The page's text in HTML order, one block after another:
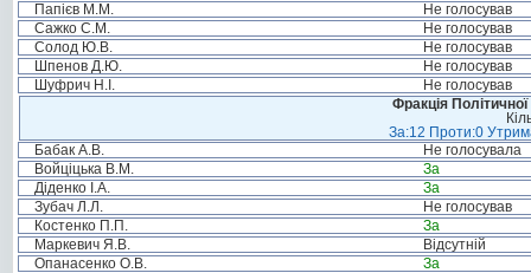
Папієв М.М.
Не голосував
Сажко С.М.
Не голосував
Солод Ю.В.
Не голосував
Шпенов Д.Ю.
Не голосував
Шуфрич Н.І.
Не голосував
Фракція
За:12 Проти:0
Бабак А.В.
Не голосувала
Войціцька В.М.
За
Діденко І.А.
За
Зубач Л.Л.
Не голосував
Костенко П.П.
За
Маркевич Я.В.
Відсутній
Опанасенко О.В.
За